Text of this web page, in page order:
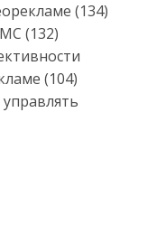
(134)
(132)
(104)